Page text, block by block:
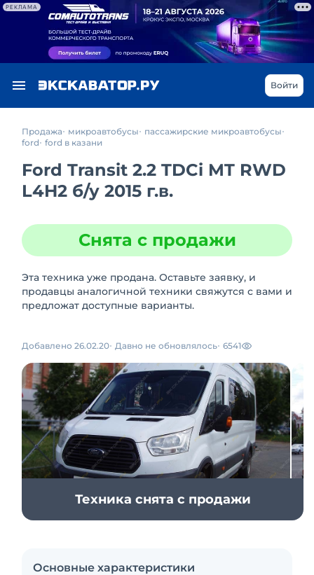
РЕКЛАМА
Войти
Продажа микроавтобусы
пассажирские микроавтобусы
ford ford в казани
Ford Transit 2.2 TDCi MT RWD
L4H2 б/у 2015 г.в.
Снята с продажи
Эта техника уже продана. Оставьте заявку, и
продавцы аналогичной техники свяжутся с вами и
предложат доступные варианты.
Добавлено 26.02.20 Давно не обновлялось 6541
Техника снята с продажи
Основные характеристики